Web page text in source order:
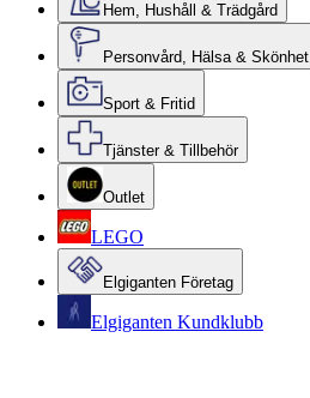
Hem, Hushåll & Trädgård
Personvård, Hälsa & Skönhet
Sport & Fritid
Tjänster & Tillbehör
Outlet
LEGO
Elgiganten Företag
Elgiganten Kundklubb